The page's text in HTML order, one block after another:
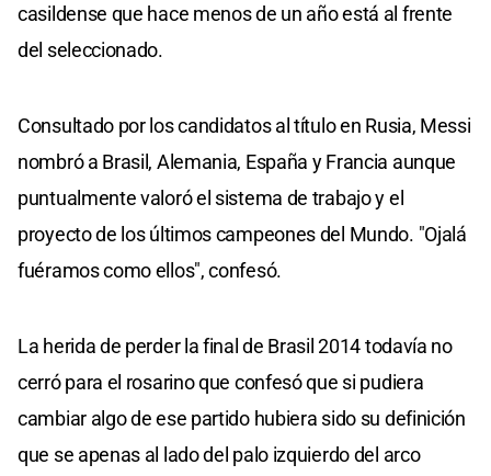
casildense que hace menos de un año está al frente
del seleccionado.
Consultado por los candidatos al título en Rusia, Messi
nombró a Brasil, Alemania, España y Francia aunque
puntualmente valoró el sistema de trabajo y el
proyecto de los últimos campeones del Mundo. "Ojalá
fuéramos como ellos", confesó.
La herida de perder la final de Brasil 2014 todavía no
cerró para el rosarino que confesó que si pudiera
cambiar algo de ese partido hubiera sido su definición
que se apenas al lado del palo izquierdo del arco